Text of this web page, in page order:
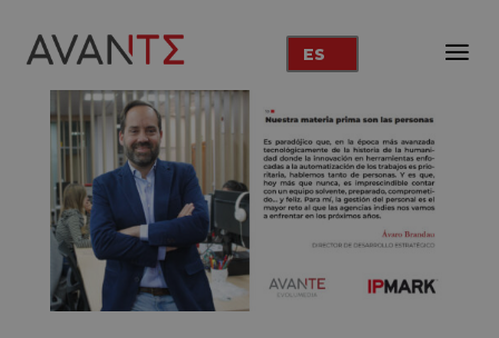
ES